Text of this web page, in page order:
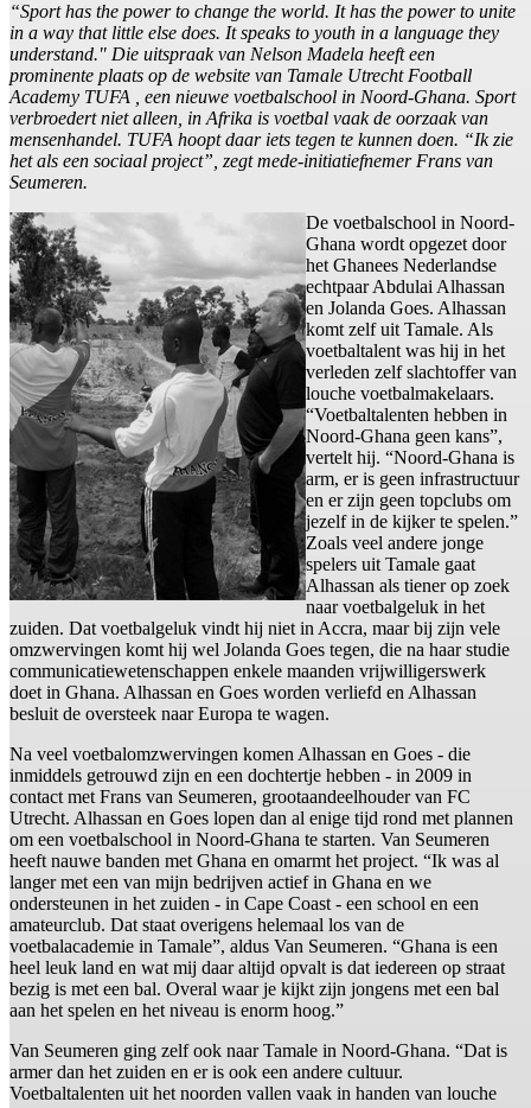
“Sport has the power to change the world. It has the power to unite
in a way that little else does. It speaks to youth in a language they
understand." Die uitspraak van Nelson Madela heeft een
prominente plaats op de website van Tamale Utrecht Football
Academy TUFA , een nieuwe voetbalschool in Noord-Ghana. Sport
verbroedert niet alleen, in Afrika is voetbal vaak de oorzaak van
mensenhandel. TUFA hoopt daar iets tegen te kunnen doen. “Ik zie
het als een sociaal project”, zegt mede-initiatiefnemer Frans van
Seumeren.
De voetbalschool in Noord-
Ghana wordt opgezet door
het Ghanees Nederlandse
echtpaar Abdulai Alhassan
en Jolanda Goes. Alhassan
komt zelf uit Tamale. Als
voetbaltalent was hij in het
verleden zelf slachtoffer van
louche voetbalmakelaars.
“Voetbaltalenten hebben in
Noord-Ghana geen kans”,
vertelt hij. “Noord-Ghana is
arm, er is geen infrastructuur
en er zijn geen topclubs om
jezelf in de kijker te spelen.”
Zoals veel andere jonge
spelers uit Tamale gaat
Alhassan als tiener op zoek
naar voetbalgeluk in het
zuiden. Dat voetbalgeluk vindt hij niet in Accra, maar bij zijn vele
omzwervingen komt hij wel Jolanda Goes tegen, die na haar studie
communicatiewetenschappen enkele maanden vrijwilligerswerk
doet in Ghana. Alhassan en Goes worden verliefd en Alhassan
besluit de oversteek naar Europa te wagen.
Na veel voetbalomzwervingen komen Alhassan en Goes - die
inmiddels getrouwd zijn en een dochtertje hebben - in 2009 in
contact met Frans van Seumeren, grootaandeelhouder van FC
Utrecht. Alhassan en Goes lopen dan al enige tijd rond met plannen
om een voetbalschool in Noord-Ghana te starten. Van Seumeren
heeft nauwe banden met Ghana en omarmt het project. “Ik was al
langer met een van mijn bedrijven actief in Ghana en we
ondersteunen in het zuiden - in Cape Coast - een school en een
amateurclub. Dat staat overigens helemaal los van de
voetbalacademie in Tamale”, aldus Van Seumeren. “Ghana is een
heel leuk land en wat mij daar altijd opvalt is dat iedereen op straat
bezig is met een bal. Overal waar je kijkt zijn jongens met een bal
aan het spelen en het niveau is enorm hoog.”
Van Seumeren ging zelf ook naar Tamale in Noord-Ghana. “Dat is
armer dan het zuiden en er is ook een andere cultuur.
Voetbaltalenten uit het noorden vallen vaak in handen van louche